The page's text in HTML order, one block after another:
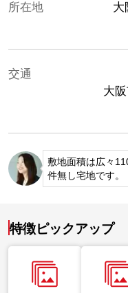
所在地
大
交通
大
敷地面積は広々
件無し宅地です。
特徴ピックアップ